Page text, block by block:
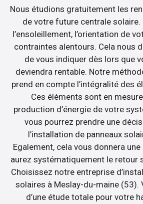
Nous étudions gratuitement les
de votre future centrale solaire.
l’ensoleillement, l’orientation de
contraintes alentours. Cela nous
de vous indiquer dès lors que
deviendra rentable. Notre
prend en compte l’intégralité des
Ces éléments sont en
production d’énergie de votre
vous pourrez prendre une
l’installation de panneaux
Egalement, cela vous donnera
aurez systématiquement le retour
Choisissez notre entreprise
solaires à Meslay-du-maine (53).
d’une étude totale pour votre